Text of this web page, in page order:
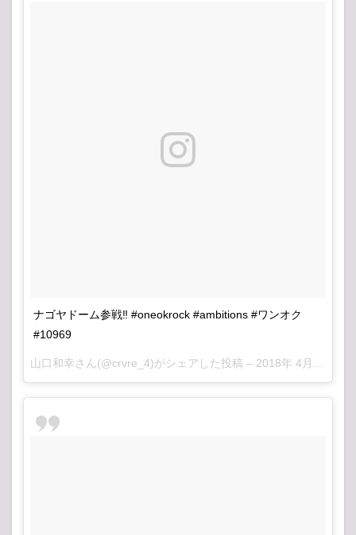
ナゴヤドーム参戦‼️ #oneokrock #ambitions #ワンオク
#10969
山口和幸さん(@crvre_4)がシェアした投稿 – 2018年 4月月14日午前12時36分PDT